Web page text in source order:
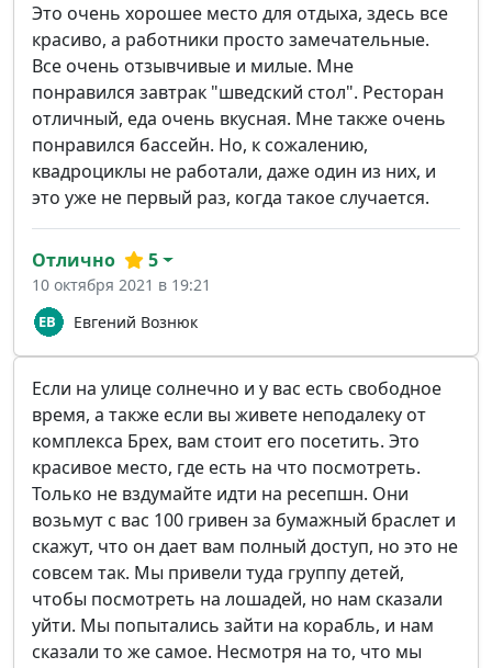
Это очень хорошее место для отдыха, здесь все
красиво, а работники просто замечательные.
Все очень отзывчивые и милые. Мне
понравился завтрак "шведский стол". Ресторан
отличный, еда очень вкусная. Мне также очень
понравился бассейн. Но, к сожалению,
квадроциклы не работали, даже один из них, и
это уже не первый раз, когда такое случается.
Евгений Вознюк
Отлично 5
10 октября 2021 в 19:21
Если на улице солнечно и у вас есть свободное
время, а также если вы живете неподалеку от
комплекса Брех, вам стоит его посетить. Это
красивое место, где есть на что посмотреть.
Только не вздумайте идти на ресепшн. Они
возьмут с вас 100 гривен за бумажный браслет и
скажут, что он дает вам полный доступ, но это не
совсем так. Мы привели туда группу детей,
чтобы посмотреть на лошадей, но нам сказали
уйти. Мы попытались зайти на корабль, и нам
сказали то же самое. Несмотря на то, что мы